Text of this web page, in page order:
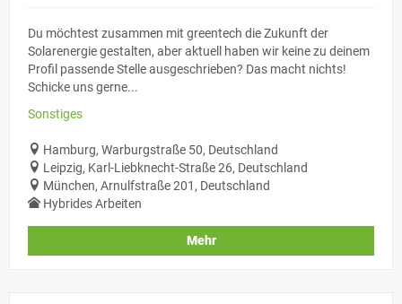
Du möchtest zusammen mit greentech die Zukunft der
Solarenergie gestalten, aber aktuell haben wir keine zu deinem
Profil passende Stelle ausgeschrieben? Das macht nichts!
Schicke uns gerne...
Sonstiges
Hamburg, Warburgstraße 50, Deutschland
Leipzig, Karl-Liebknecht-Straße 26, Deutschland
München, Arnulfstraße 201, Deutschland
Hybrides Arbeiten
Mehr